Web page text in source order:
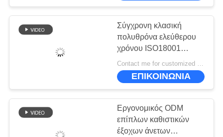
VR
ΣΧΕΤΙΚΆ
ΕΠΙΣΚΕΨΉ
ΕΡΓΟΣΤΑΣΊΟΥ
Σύγχρονη κλασική
πολυθρόνα ελεύθερου
χρόνου ISO18001
ISO14001 για τον
κλασσικό ODM
καθιστικών
Contact me for customized MOQ:10
ΕΠΙΚΟΙΝΩΝΙΑ
Εργονομικός ODM
επίπλων καθιστικών
έξοχων άνετων